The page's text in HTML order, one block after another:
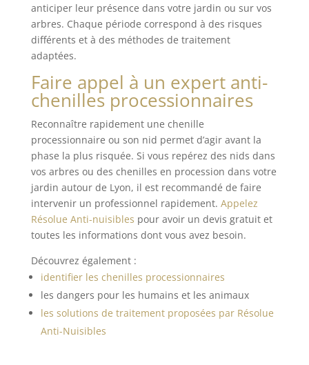
anticiper leur présence dans votre jardin ou sur vos
arbres. Chaque période correspond à des risques
différents et à des méthodes de traitement
adaptées.
Faire appel à un expert anti-
chenilles processionnaires
Reconnaître rapidement une chenille
processionnaire ou son nid permet d’agir avant la
phase la plus risquée. Si vous repérez des nids dans
vos arbres ou des chenilles en procession dans votre
jardin autour de Lyon, il est recommandé de faire
intervenir un professionnel rapidement. Appelez
Résolue Anti-nuisibles pour avoir un devis gratuit et
toutes les informations dont vous avez besoin.
Découvrez également :
identifier les chenilles processionnaires
les dangers pour les humains et les animaux
les solutions de traitement proposées par Résolue
Anti-Nuisibles